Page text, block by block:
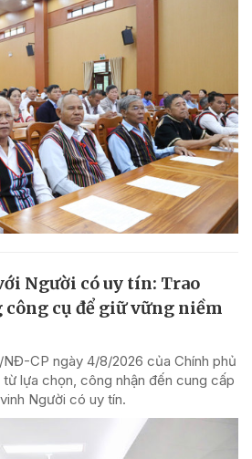
Người có uy tín: Trao
công cụ để giữ vững niềm
CP ngày 4/8/2026 của Chính phủ
lựa chọn, công nhận đến cung cấp
Người có uy tín.